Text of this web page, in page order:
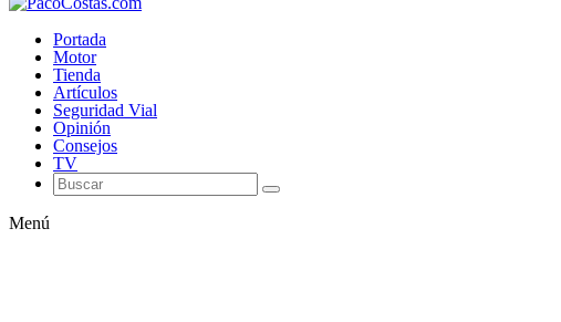
Portada
Motor
Tienda
Artículos
Seguridad Vial
Opinión
Consejos
TV
Menú